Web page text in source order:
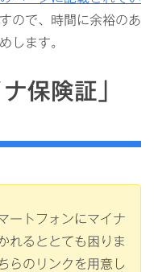
ので、時間に余裕のあ
します。
保険証」
ートフォンにマイナ
れるととても困りま
らのリンクを用意し